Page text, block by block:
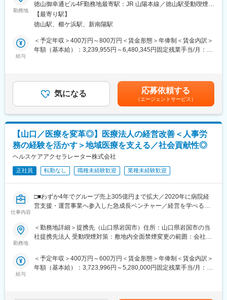
■業務内容：
税理士のサポートとして 中堅、中小、ベンチャー企業の成長支援
に携わっていただきます。月次決算業務をはじめ、相続税申告、
相続対策、自社株評価などをお任せします。
◇事業承継…株価算定・事業承継対策の立案及び実行支援・組織
再編
◇税務顧問など…税務会計顧問・各種申告書作成
■当社の魅力：
◇2024年働きがい認定企業ベスト100選出、離職率も5％以下と働
きやすい環境です。
◇自分の考えを素直に言いやすい、ベンチャーマインド溢れる社
風です。
◇有給取得率は90%以上です。税理士資格取得を目指す方には特
別休暇が付与されます。事務所で経験を積みながら勉強の時間も
確保できる環境があります。
◇大税理士法人出身の経験豊富な税理士が所属しており、成長に
■組織について：
名体制（山口勤務3名）となります。
勤務地
徳山御幸通ビル4F勤務地最寄駅：JR 山陽本線／徳山駅受動喫煙対
策：その他（敷地内禁煙（屋外喫煙可能場所あり））変更の範
囲：会社の定める事業所（リモートワーク含む）
【最寄り駅】
徳山駅、櫛ケ浜駅、新南陽駅
給与
＜予定年収＞400万円～800万円＜賃金形態＞年俸制＜賃金内訳＞
年額（基本給）：3,239,955円～6,480,345円固定残業手当/月：
給与補足＞※経験やスキルを考慮して決定します。■昇給：年1回
（7月）■賞与：年2回（6月、12月）■期末賞与：業績・評価に応
じて支給（6月）賃金はあくまでも目安の金額であり、選考を通じ
て上下する可能性があります。月給(月額)は固定手当を含めた表記
です。
気になる 応募依頼する
（エージェントサービス）
【山口／医療を変革◎】医療法人の経営改善＜人事労
務の経験を活かす＞地域医療を支える／社会貢献性◎
ヘルスケアアクセラレーター株式会社
正社員 転勤なし 職種未経験歓迎 業種未経験歓迎
仕事内容
□■わずか4年でグループ売上305億円まで拡大／2020年に病院経
営支援・運営事業へ参入した急成長ベンチャー／経営を学べる環
～「地域医療を支えたい方」「新分野にチャレンジしたい方」に
■業務内容：
クリニックの事務長をお任せします。事業承継後の医療法人の経
勤務地
＜勤務地詳細＞提携先（山口県岩国市）住所：山口県岩国市の当
社提携先法人 受動喫煙対策：敷地内全面禁煙変更の範囲：会社の
給与
＜予定年収＞400万円～600万円＜賃金形態＞年俸制＜賃金内訳＞
年額（基本給）：3,723,996円～5,280,000円固定残業手当/月：